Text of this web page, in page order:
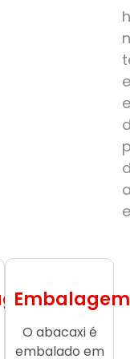
e
Embalagem
O abacaxi é
embalado em